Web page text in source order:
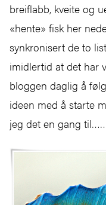
breiflabb, kveite og
«hente» fisk her
synkronisert de to
imidlertid at det har
bloggen daglig å
ideen med å starte
jeg det en gang